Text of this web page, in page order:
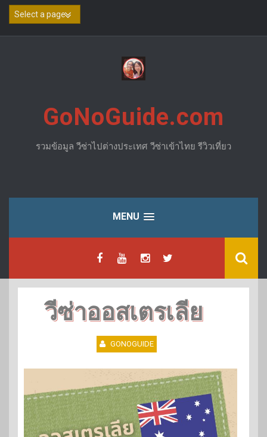
Skip
GoNoGuide.com
รวมข้อมูล วีซ่าไปต่างประเทศ วีซ่าเข้าไทย รีวิวเที่ยว
MENU
วีซ่าออสเตรเลีย
GONOGUIDE